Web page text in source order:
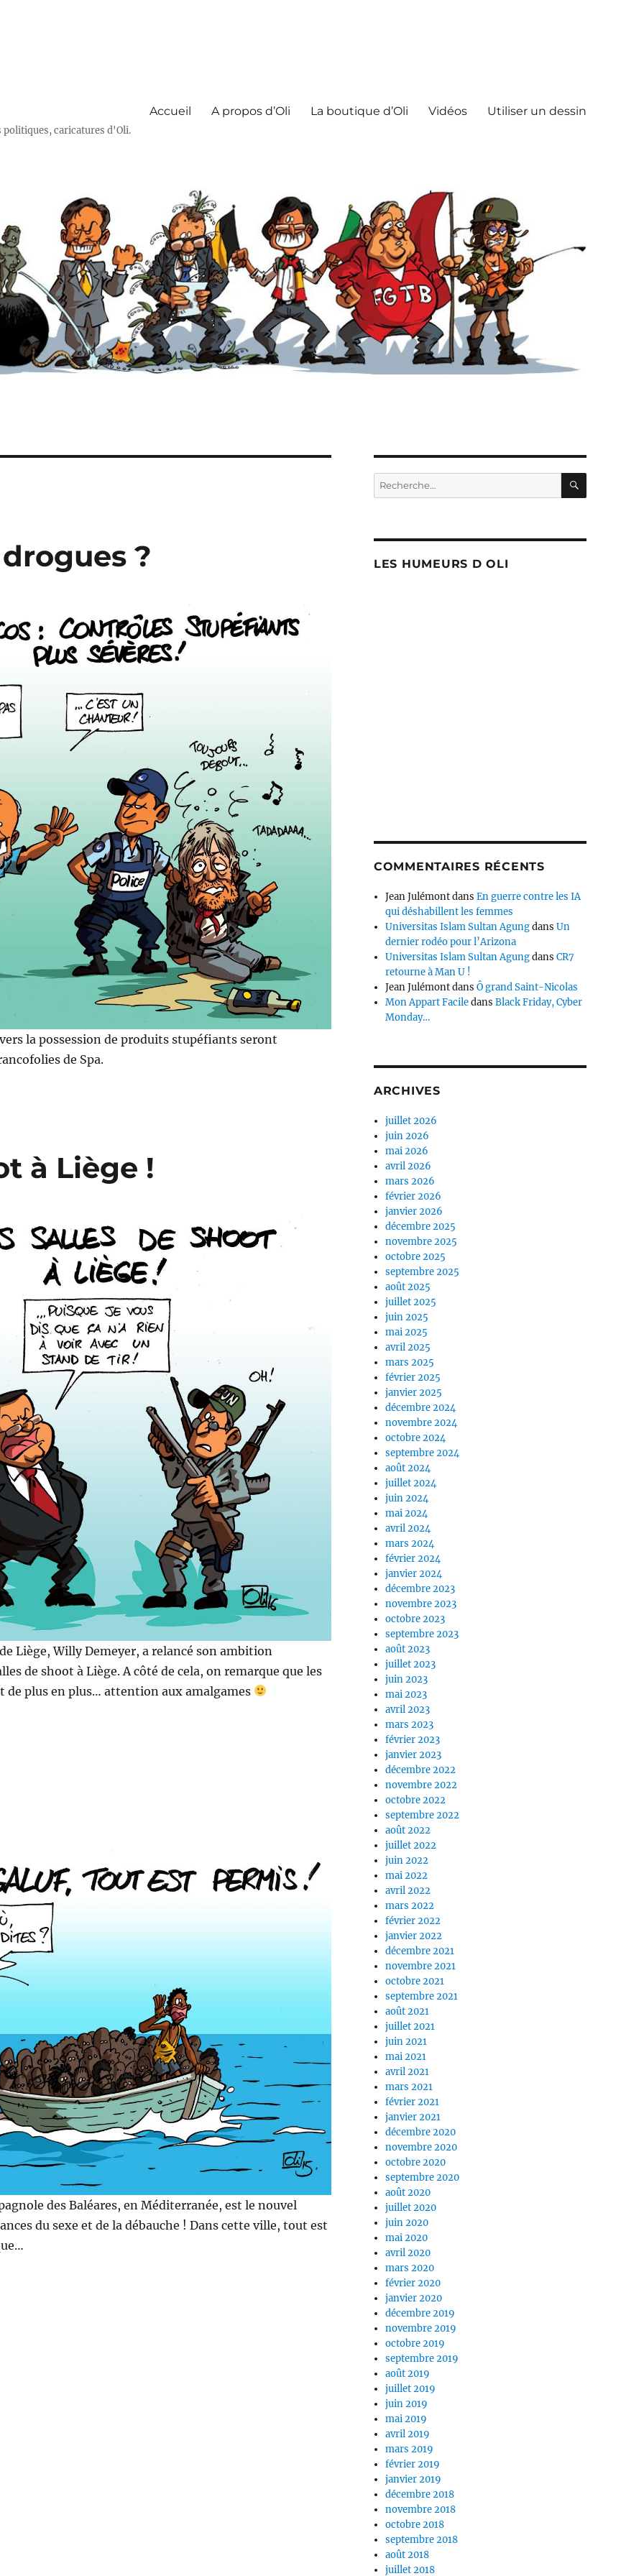
caricatures d'Oli.
Accueil A propos d’Oli La boutique d’Oli Vidéos Utiliser un dessin
?
la possession de produits stupéfiants seront
de Spa.
à Liège !
Liège, Willy Demeyer, a relancé son ambition
de shoot à Liège. A côté de cela, on remarque que les
de plus en plus… attention aux amalgames
des Baléares, en Méditerranée, est le nouvel
du sexe et de la débauche ! Dans cette ville, tout est
Recherche
pour :
LES HUMEURS D OLI
COMMENTAIRES RÉCENTS
Jean JulémontdansEn guerre contre les IA
qui déshabillent les femmes
Universitas Islam Sultan AgungdansUn
dernier rodéo pour l’Arizona
Universitas Islam Sultan AgungdansCR7
retourne à Man U !
Jean JulémontdansÔ grand Saint-Nicolas
Mon Appart FaciledansBlack Friday, Cyber
Monday…
ARCHIVES
juillet 2026
juin 2026
mai 2026
avril 2026
mars 2026
février 2026
janvier 2026
décembre 2025
novembre 2025
octobre 2025
septembre 2025
août 2025
juillet 2025
juin 2025
mai 2025
avril 2025
mars 2025
février 2025
janvier 2025
décembre 2024
novembre 2024
octobre 2024
septembre 2024
août 2024
juillet 2024
juin 2024
mai 2024
avril 2024
mars 2024
février 2024
janvier 2024
décembre 2023
novembre 2023
octobre 2023
septembre 2023
août 2023
juillet 2023
juin 2023
mai 2023
avril 2023
mars 2023
février 2023
janvier 2023
décembre 2022
novembre 2022
octobre 2022
septembre 2022
août 2022
juillet 2022
juin 2022
mai 2022
avril 2022
mars 2022
février 2022
janvier 2022
décembre 2021
novembre 2021
octobre 2021
septembre 2021
août 2021
juillet 2021
juin 2021
mai 2021
avril 2021
mars 2021
février 2021
janvier 2021
décembre 2020
novembre 2020
octobre 2020
septembre 2020
août 2020
juillet 2020
juin 2020
mai 2020
avril 2020
mars 2020
février 2020
janvier 2020
décembre 2019
novembre 2019
octobre 2019
septembre 2019
août 2019
juillet 2019
juin 2019
mai 2019
avril 2019
mars 2019
février 2019
janvier 2019
décembre 2018
novembre 2018
octobre 2018
septembre 2018
août 2018
juillet 2018